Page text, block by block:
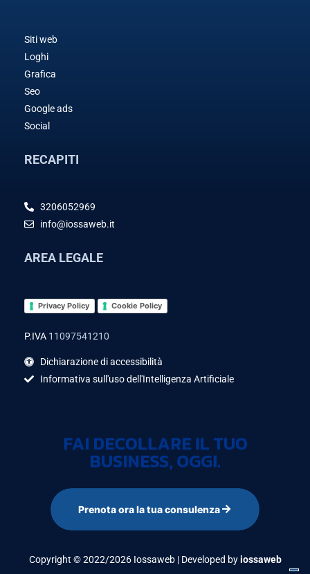
Siti web
Loghi
Grafica
Seo
Google ads
Social
RECAPITI
3206052969
info@iossaweb.it
AREA LEGALE
Privacy Policy Cookie Policy
P.IVA 11097541210
Dichiarazione di accessibilità
Informativa sull'uso dell'Intelligenza Artificiale
FAI DECOLLARE IL TUO
BUSINESS, OGGI.
Prenota ora la tua consulenza
Copyright © 2022/2026 Iossaweb | Developed byiossaweb